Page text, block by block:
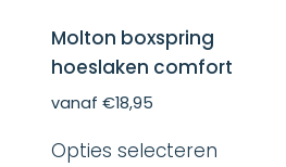
product
Molton boxspring
hoeslaken comfort
vanaf€18,95
Opties selecteren